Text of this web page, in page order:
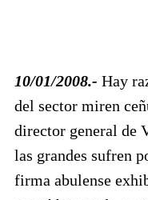
10/01/2008.- Hay
del sector miren
director general de
las grandes sufren
firma abulense